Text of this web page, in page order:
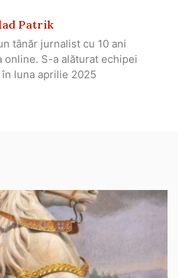
Patrik
tânăr jurnalist cu 10 ani
online. S-a alăturat echipei
luna aprilie 2025